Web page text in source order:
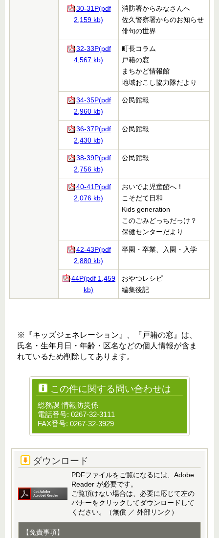
30-31P(pdf
2,159 kb)
消防署からみなさんへ
佐久警察署からのお知らせ
俳句の世界
32-33P(pdf
4,567 kb)
町長コラム
戸籍の窓
まちかど情報館
地域おこし協力隊だより
34-35P(pdf
2,960 kb)
公民館報
36-37P(pdf
2,430 kb)
公民館報
38-39P(pdf
2,756 kb)
公民館報
40-41P(pdf
2,076 kb)
おいでよ児童館へ！
こそだて日和
Kids generation
このごみどっちだっけ？
保健センターだより
42-43P(pdf
2,880 kb)
卒園・卒業、入園・入学
44P(pdf 1,459
kb)
おやつレシピ
編集後記
※『キッズジェネレーション』、『戸籍の窓』は、
氏名・生年月日・年齢・区名などの個人情報が含ま
れているため削除してあります。
この件に関する問い合わせは
総務課 情報防災係
電話番号: 0267-32-3111
FAX番号: 0267-32-3929
ダウンロード
PDFファイルをご覧になるには、Adobe
Reader が必要です。
ご覧頂けない場合は、必要に応じて左の
バナーをクリックしてダウンロードして
ください。（無償 ／ 外部リンク）
【免責事項】